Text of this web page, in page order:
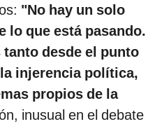
"No hay un solo
lo que está pasando.
desde el punto
injerencia política,
propios de la
inusual en el debate